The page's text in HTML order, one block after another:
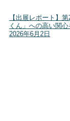
【出展レポート】
くん」への高い関
2026年6月2日